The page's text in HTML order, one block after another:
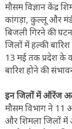
मौसम विज्ञान केंद्र
कांगड़ा, कुल्लू और
बिजली गिरने की
जिलों में हल्की
13 मई तक प्रदेश के
बारिश होने की
इन जिलों में ऑरेंज
मौसम विभाग ने 11
और शिमला जिलों में